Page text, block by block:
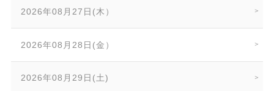
2026年08月27日(木）
2026年08月28日(金）
2026年08月29日(土)